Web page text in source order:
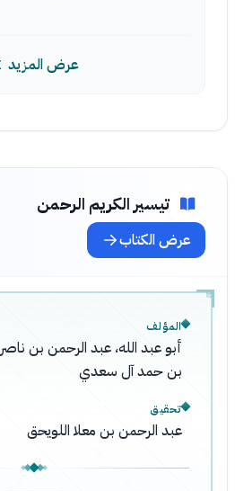
عرض المزيد
تيسير الكريم الرحمن
عرض الكتاب
المؤلف
أبو عبد الله، عبد الرحمن بن
بن حمد آل سعدي
تحقيق
عبد الرحمن بن معلا اللويحق